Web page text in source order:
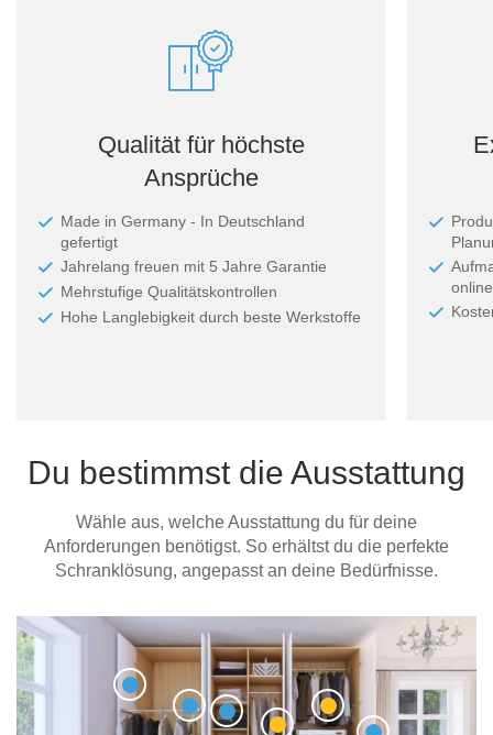
Qualität für höchste
Ansprüche
Made in Germany - In Deutschland
gefertigt
Jahrelang freuen mit 5 Jahre Garantie
Mehrstufige Qualitätskontrollen
Hohe Langlebigkeit durch beste Werkstoffe
Du bestimmst die Ausstattung
Wähle aus, welche Ausstattung du für deine
Anforderungen benötigst. So erhältst du die perfekte
Schranklösung, angepasst an deine Bedürfnisse.